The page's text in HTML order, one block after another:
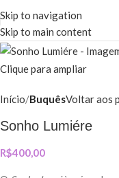
Skip to navigation
Skip to main content
Clique para ampliar
Início BuquêsVoltar aos
Sonho Lumiére
R$400,00